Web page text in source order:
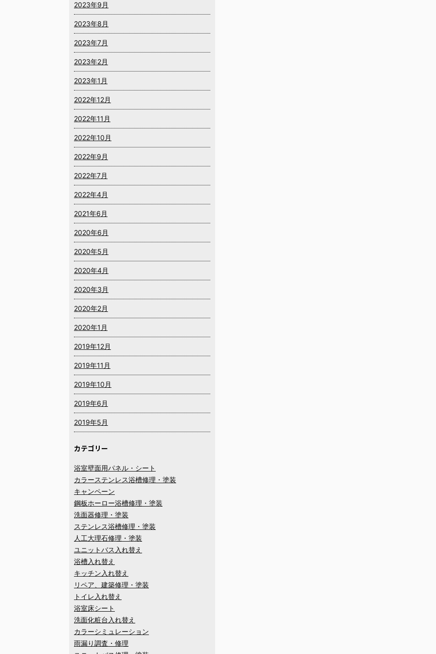
2023年9月
2023年8月
2023年7月
2023年2月
2023年1月
2022年12月
2022年11月
2022年10月
2022年9月
2022年7月
2022年4月
2021年6月
2020年6月
2020年5月
2020年4月
2020年3月
2020年2月
2020年1月
2019年12月
2019年11月
2019年10月
2019年6月
2019年5月
カテゴリー
浴室壁面用パネル・シート
カラーステンレス浴槽修理・塗装
キャンペーン
鋼板ホーロー浴槽修理・塗装
洗面器修理・塗装
ステンレス浴槽修理・塗装
人工大理石修理・塗装
ユニットバス入れ替え
浴槽入れ替え
キッチン入れ替え
リペア、建築修理・塗装
トイレ入れ替え
浴室床シート
洗面化粧台入れ替え
カラーシミュレーション
雨漏り調査・修理